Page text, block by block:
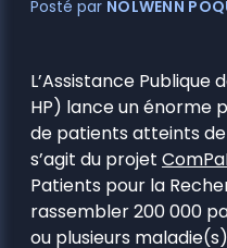
NOLWENN
L’Assistance Publique
HP) lance un énorme
de patients atteints
s’agit du projet
Patients pour la
rassembler 200 000
ou plusieurs